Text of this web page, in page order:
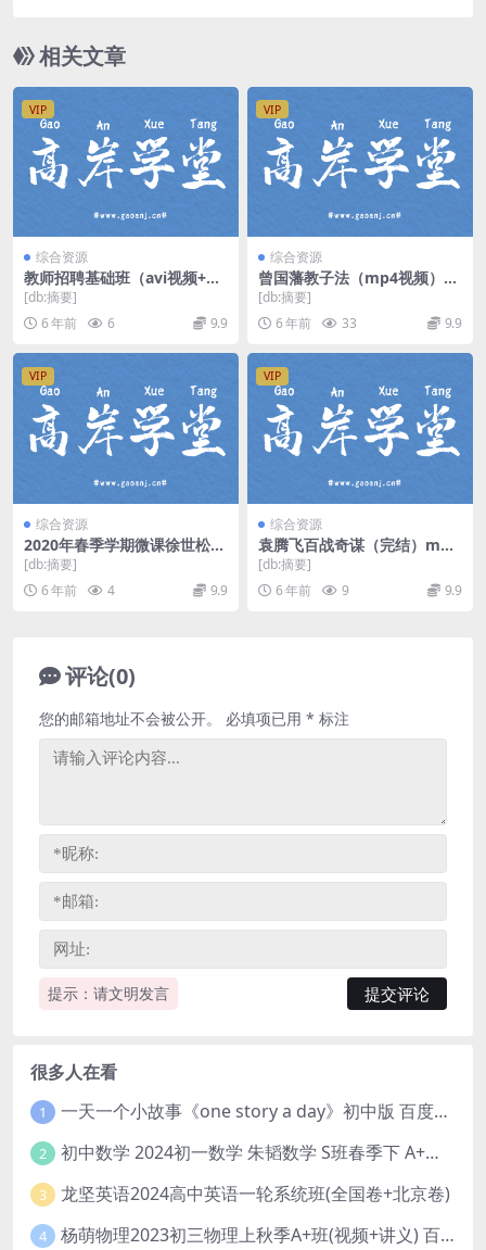
相关文章
VIP
综合资源
教师招聘基础班（avi视频+pd
f讲义）百度网盘
[db:摘要]
6 年前
6 9.9
VIP
综合资源
曾国藩教子法（mp4视频）百
度网盘
[db:摘要]
6 年前
33 9.9
VIP
综合资源
2020年春季学期微课徐世松高
等数学（超清视频）百度网盘
[db:摘要]
6 年前
4 9.9
VIP
综合资源
袁腾飞百战奇谋（完结）mp3
音频 百度网盘
[db:摘要]
6 年前
9 9.9
评论(0)
提示：请文明发言
您的邮箱地址不会被公开。 必填项已用 * 标注
很多人在看
1 一天一个小故事《one story a day》初中版 百度网盘分享下载
2 初中数学 2024初一数学 朱韬数学 S班春季下 A+班春季下 百度云网盘
3 龙坚英语2024高中英语一轮系统班(全国卷+北京卷)
4 杨萌物理2023初三物理上秋季A+班(视频+讲义) 百度网盘分享